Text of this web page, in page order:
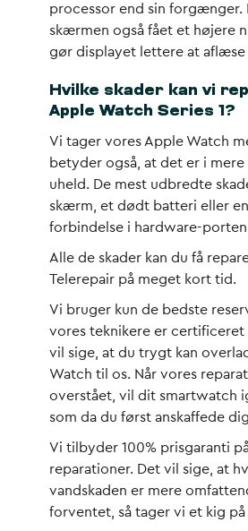
processor end sin forgænger.
skærmen også fået et højere
gør displayet lettere at aflæse
Hvilke skader kan vi
Apple Watch Series 1?
Vi tager vores Apple Watch
betyder også, at det er i
uheld. De mest udbredte
skærm, et dødt batteri eller
forbindelse i hardware-
Alle de skader kan du få
Telerepair på meget kort tid.
Vi bruger kun de bedste
vores teknikere er certificeret
vil sige, at du trygt kan
Watch til os. Når vores
overstået, vil dit smartwatch
som da du først anskaffede
Vi tilbyder 100% prisgaranti
reparationer. Det vil sige, at
vandskaden er mere
forventet, så tager vi et kig på